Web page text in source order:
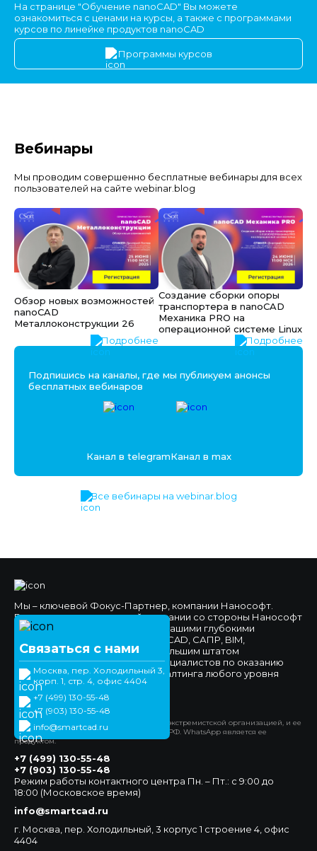
На странице "Обучение nanoCAD" Вы можете
ознакомиться с ценами на курсы, а также с программами
курсов по линейке продуктов nanoCAD
Программы курсов
Вебинары
Мы проводим совершенно бесплатные вебинары для всех
пользователей на сайте webinar.blog
Обзор новых возможностей
nanoCAD
Металлоконструкции 26
Подробнее
Создание сборки опоры
транспортера в nanoCAD
Механика PRO на
операционной системе Linux
Подробнее
Подпишись на каналы, где мы публикуем анонсы
бесплатных вебинаров
Канал в telegramКанал в max
Все вебинары на webinar.blog
Связаться с нами
Москва, пер. Холодильный 3,
корп. 1, стр. 4, офис 4404
+7 (499) 130-55-48
+7 (903) 130-55-48
info@smartcad.ru
Мы – ключевой Фокус-Партнер, компании Нанософт.
Высокое доверие к нашей компании со стороны Нанософт
и наших клиентов обеспечено нашими глубокими
компетенциями в области nanoCAD, САПР, BIM,
импортозамещения, а также большим штатом
высококвалифицированных специалистов по оказанию
технической поддержки и консалтинга любого уровня
сложности.
Официальный сайт
*Компания Meta Platforms Inc. признана экстремистской организацией, и ее
деятельность запрещена на территории РФ. WhatsApp является ее
продуктом.
+7 (499) 130-55-48
+7 (903) 130-55-48
Режим работы контактного центра Пн. – Пт.: с 9:00 до
18:00 (Московское время)
info@smartcad.ru
г. Москва, пер. Холодильный, 3 корпус 1 строение 4, офис
4404